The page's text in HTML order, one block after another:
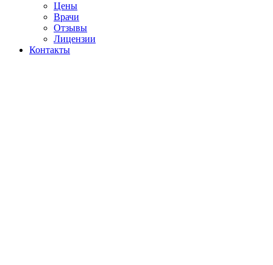
Цены
Врачи
Отзывы
Лицензии
Контакты